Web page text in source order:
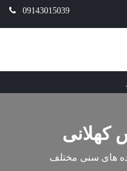
09143015039
کهلانی
های سنی مختلف